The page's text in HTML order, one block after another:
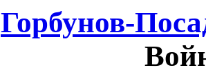
Горбунов-